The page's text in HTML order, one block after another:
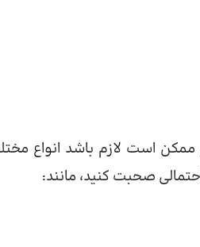
است لازم باشد انواع
صحبت کنید، مانند: